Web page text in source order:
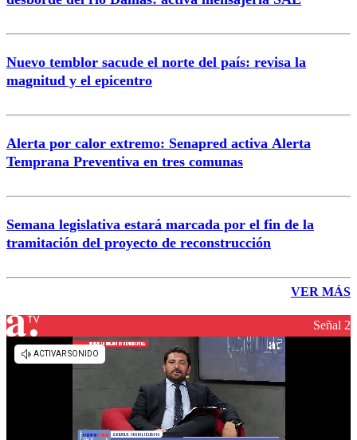
Nuevo temblor sacude el norte del país: revisa la
magnitud y el epicentro
Alerta por calor extremo: Senapred activa Alerta
Temprana Preventiva en tres comunas
Semana legislativa estará marcada por el fin de la
tramitación del proyecto de reconstrucción
VER MÁS
Señal 2